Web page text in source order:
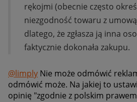
rękojmi (obecnie często
niezgodność towaru z
dlatego, że zgłasza ją inna
faktycznie dokonała zakupu.
@limply Nie może odmówić
odmówić może. Na jakiej to
opinię "zgodnie z polskim